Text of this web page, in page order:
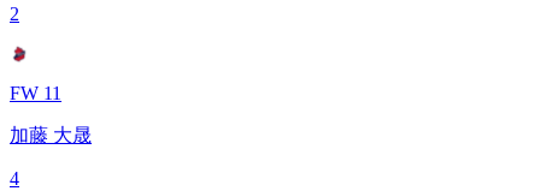
2
FW 11
加藤 大晟
4